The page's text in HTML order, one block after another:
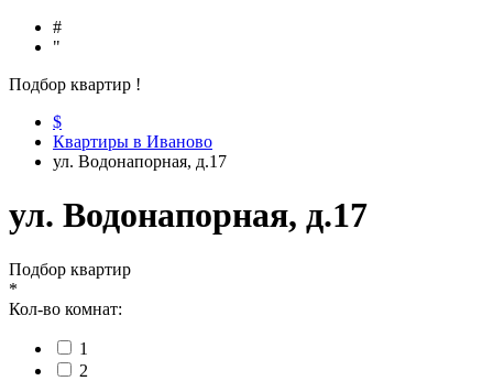
#
"
Подбор квартир !
$
Квартиры в Иваново
ул. Водонапорная, д.17
ул. Водонапорная, д.17
Подбор квартир
*
Кол-во комнат:
1
2